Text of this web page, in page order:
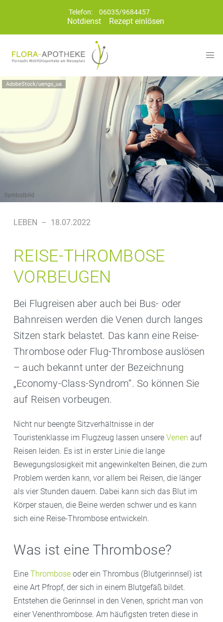
Telefon: 06035/9684457
Notdienst Rezept einlösen
AdobeStock/uengo_ua
Symbolbild
LEBEN – 18.07.2022
REISE-THROMBOSE
VORBEUGEN
Bei Flugreisen aber auch bei Bus- oder
Bahnreisen werden die Venen durch langes
Sitzen stark belastet. Das kann eine Reise-
Thrombose oder Flug-Thrombose auslösen
– auch bekannt unter der Bezeichnung
„Economy-Class-Syndrom“. So können Sie
auf Reisen vorbeugen.
Nicht nur beengte Sitzverhältnisse in der
Touristenklasse im Flugzeug lassen unsere Venen auf
Reisen leiden. Es ist in erster Linie die lange
Bewegungslosigkeit mit angewinkelten Beinen, die zum
Problem werden kann, vor allem bei Reisen, die länger
als vier Stunden dauern. Dabei kann sich das Blut im
Körper stauen, die Beine werden schwer und es kann
sich eine Reise-Thrombose entwickeln.
Was ist eine Thrombose?
Eine Thrombose oder ein Thrombus (Blutgerinnsel) ist
eine Art Pfropf, der sich in einem Blutgefäß bildet.
Entstehen die Gerinnsel in den Venen, spricht man von
einer Venenthrombose. Am häufigsten treten diese in